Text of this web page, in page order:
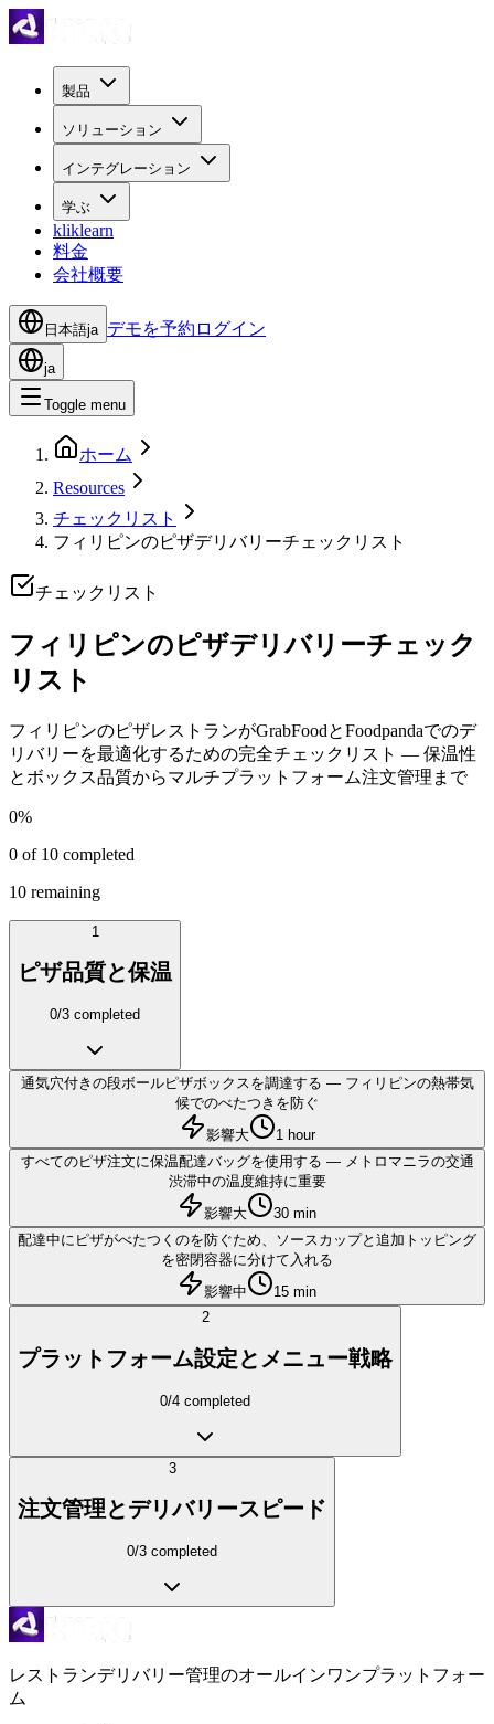
製品
ソリューション
インテグレーション
学ぶ
kliklearn
料金
会社概要
日本語ja デモを予約 ログイン
ja
Toggle menu
ホーム
Resources
チェックリスト
フィリピンのピザデリバリーチェックリスト
チェックリスト
フィリピンのピザデリバリーチェック
リスト
フィリピンのピザレストランがGrabFoodとFoodpandaでのデ
リバリーを最適化するための完全チェックリスト — 保温性
とボックス品質からマルチプラットフォーム注文管理まで
0%
0 of 10 completed
10 remaining
1
ピザ品質と保温
0/3 completed
通気穴付きの段ボールピザボックスを調達する — フィリピンの熱帯気
候でのべたつきを防ぐ
影響大
1 hour
すべてのピザ注文に保温配達バッグを使用する — メトロマニラの交通
渋滞中の温度維持に重要
影響大
30 min
配達中にピザがべたつくのを防ぐため、ソースカップと追加トッピング
を密閉容器に分けて入れる
影響中
15 min
2
プラットフォーム設定とメニュー戦略
0/4 completed
3
注文管理とデリバリースピード
0/3 completed
レストランデリバリー管理のオールインワンプラットフォー
ム